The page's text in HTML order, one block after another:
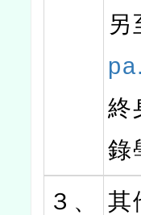
另
終
錄
３、
其